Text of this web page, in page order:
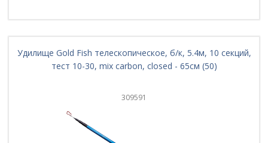
Удилище Gold Fish телескопическое, б/к, 5.4м, 10 секций,
тест 10-30, mix carbon, closed - 65см (50)
309591